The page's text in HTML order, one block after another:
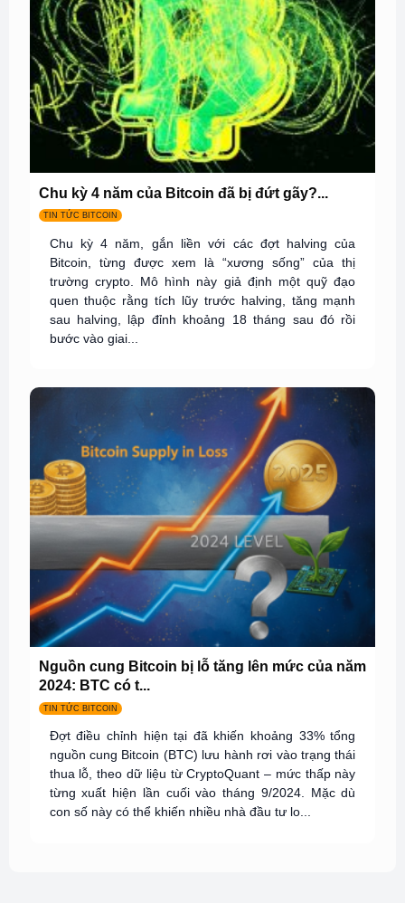
Chu kỳ 4 năm của Bitcoin đã bị đứt gãy?...
TIN TỨC BITCOIN
Chu kỳ 4 năm, gắn liền với các đợt halving của
Bitcoin, từng được xem là “xương sống” của thị
trường crypto. Mô hình này giả định một quỹ đạo
quen thuộc rằng tích lũy trước halving, tăng mạnh
sau halving, lập đỉnh khoảng 18 tháng sau đó rồi
bước vào giai...
Nguồn cung Bitcoin bị lỗ tăng lên mức của năm
2024: BTC có t...
TIN TỨC BITCOIN
Đợt điều chỉnh hiện tại đã khiến khoảng 33% tổng
nguồn cung Bitcoin (BTC) lưu hành rơi vào trạng thái
thua lỗ, theo dữ liệu từ CryptoQuant – mức thấp này
từng xuất hiện lần cuối vào tháng 9/2024. Mặc dù
con số này có thể khiến nhiều nhà đầu tư lo...